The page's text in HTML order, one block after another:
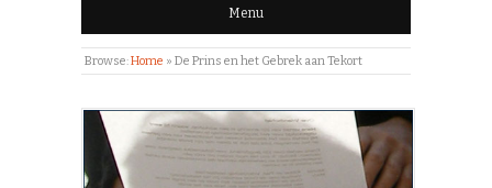
Menu
Browse:Home » De Prins en het Gebrek aan Tekort